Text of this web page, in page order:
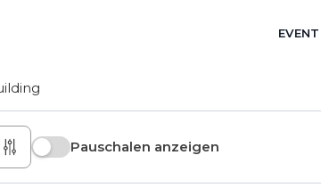
Pauschalen anzeigen